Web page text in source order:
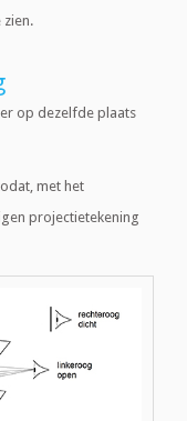
zien.
op dezelfde plaats
met het
projectietekening